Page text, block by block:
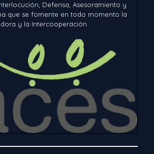
Defensa, Asesoramiento y
que se fomente en todo momento la
y la Intercooperación